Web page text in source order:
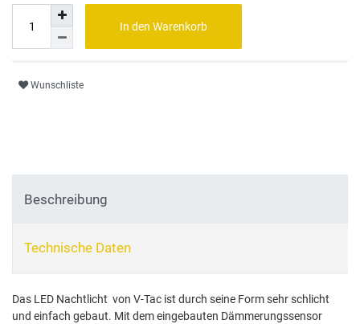
In den Warenkorb
Wunschliste
Beschreibung
Technische Daten
Das LED Nachtlicht von V-Tac ist durch seine Form sehr schlicht
und einfach gebaut. Mit dem eingebauten Dämmerungssensor